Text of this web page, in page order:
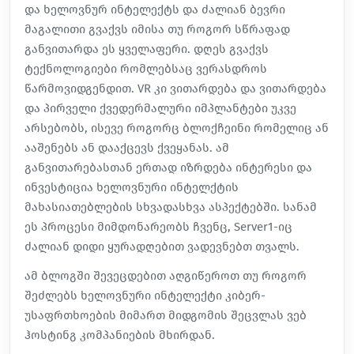
და ხელოვნურ ინტელექტს და ძალიან ბევრი
მაგალითი გვაქვს იმისა თუ როგორ სწრაფად
განვითარდა ეს ყველაფერი. დღეს გვაქვს
ტექნოლოგიები რომლებსაც ვერასდროს
წარმოვიდგენდით. VR კი ვითარდება და ვითარდება
და პირველი ქვედერმალური იმპლანტები უკვე
არსებობს, ისევე როგორც ბლოქჩეინი რომელიც ან
ააშენებს ან დააქცევს ქვეყანას. ამ
განვითარებასთან ერთად იზრდება ინტერესი და
ინვესტიცია ხელოვნური ინტელქტის
მახასიათებლების სხვადასხვა ასპექტებში. სანამ
ეს პროცესი მიმდონარეობს ჩვენც, Server1-იც
ძალიან დიდი ყურადღებით ვადევნებთ თვალს.
ამ ბლოგში შევეცდებით აღგიწეროთ თუ როგორ
შეძლებს ხელოვნური ინტელექტი კიბერ-
უსაფრთხოების მიმართ მიდგომის შეცვლას ვებ
ჰოსტინგ კომპანიების მხირდან.